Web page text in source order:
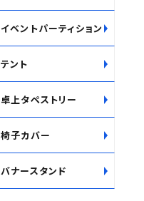
イベントパーティション
テント
卓上タペストリー
椅子カバー
バナースタンド